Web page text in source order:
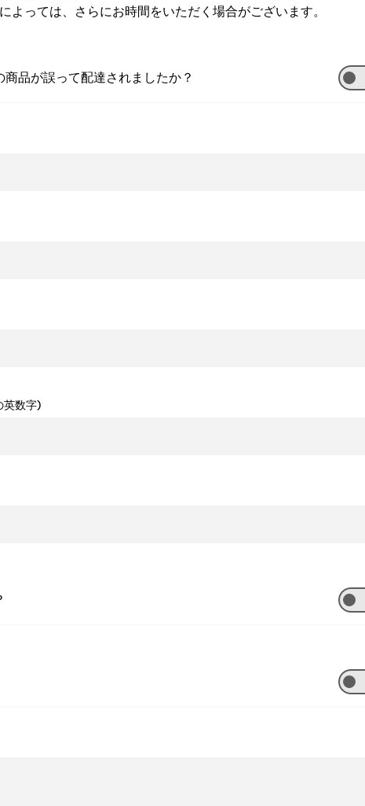
よっては、さらにお時間をいただく場合がございます。
品が誤って配達されましたか？
英数字)